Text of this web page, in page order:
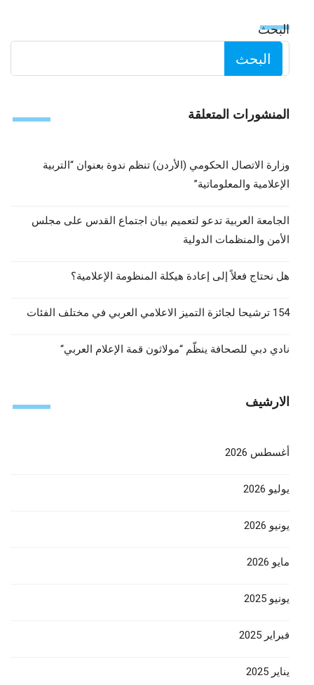
البحث
البحث
المنشورات المتعلقة
وزارة الاتصال الحكومي (الأردن) تنظم ندوة بعنوان “التربية
الإعلامية والمعلوماتية”
الجامعة العربية تدعو لتعميم بيان اجتماع القدس على مجلس
الأمن والمنظمات الدولية
هل نحتاج فعلاً إلى إعادة هيكلة المنظومة الإعلامية؟
154 ترشيحا لجائزة التميز الاعلامي العربي في مختلف الفئات
نادي دبي للصحافة ينظّم “مولاثون قمة الإعلام العربي“
الارشيف
أغسطس 2026
يوليو 2026
يونيو 2026
مايو 2026
يونيو 2025
فبراير 2025
يناير 2025